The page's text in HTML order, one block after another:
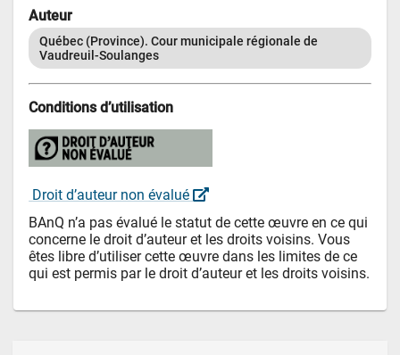
Auteur
Québec (Province). Cour municipale régionale de
Vaudreuil-Soulanges
Conditions d’utilisation
Droit d’auteur non évalué
BAnQ n’a pas évalué le statut de cette œuvre en ce qui
concerne le droit d’auteur et les droits voisins. Vous
êtes libre d’utiliser cette œuvre dans les limites de ce
qui est permis par le droit d’auteur et les droits voisins.